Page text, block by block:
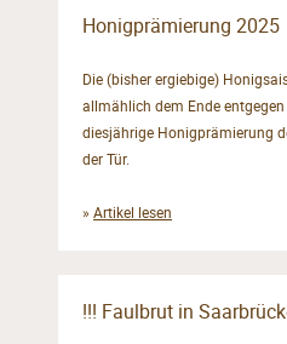
Honigprämierung 2025
Die (bisher ergiebige)
allmählich dem Ende
diesjährige Honigprämierung
der Tür.
» Artikel lesen
!!! Faulbrut in